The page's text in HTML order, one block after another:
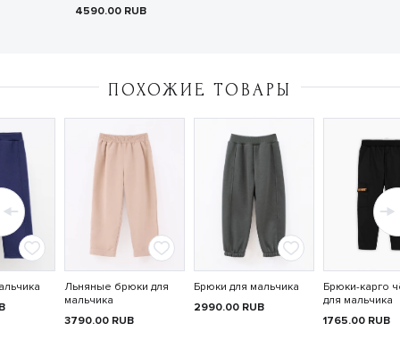
4590.00 RUB
ПОХОЖИЕ ТОВАРЫ
Льняные брюки для
мальчика
3790.00 RUB
Брюки для мальчика
2990.00 RUB
Брюки-карго
для мальчика
1765.00 RUB